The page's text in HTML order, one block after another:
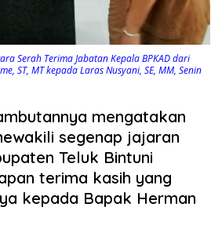
Serah Terima Jabatan Kepala BPKAD dari
ST, MT kepada Laras Nusyani, SE, MM, Senin
mengatakan
segenap jajaran
Teluk Bintuni
terima kasih yang
kepada Bapak Herman